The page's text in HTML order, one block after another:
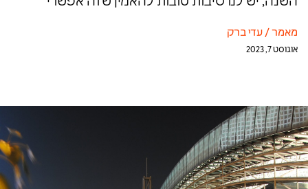
מאמר / עדי ברק
אוגוסט 7, 2023